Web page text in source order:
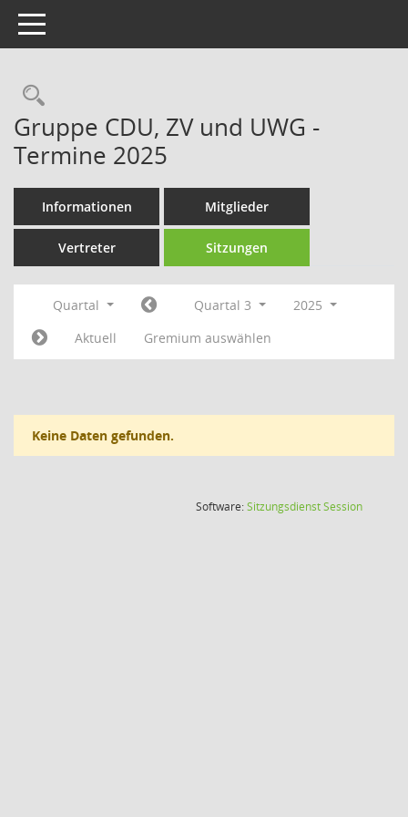
Toggle navigation
Rechercheauswahl
Gruppe CDU, ZV und UWG -
Termine 2025
Informationen Mitglieder
Vertreter Sitzungen
Quartal Quartal 3
2025
Aktuell
Gremium auswählen
Keine Daten gefunden.
Software:SitzungsdienstSession(Wird in